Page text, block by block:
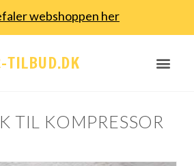
webshoppen her
TILBUD.DK
TIL KOMPRESSOR